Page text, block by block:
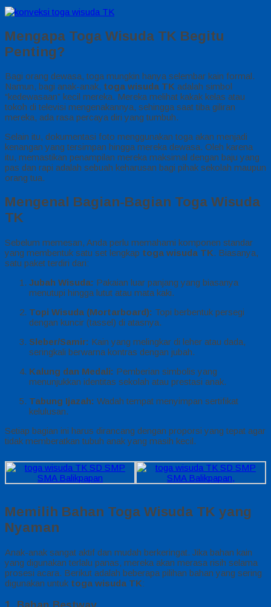
Mengapa Toga Wisuda TK Begitu
Penting?
Bagi orang dewasa, toga mungkin hanya selembar kain formal.
Namun, bagi anak-anak, toga wisuda TK adalah simbol
“kedewasaan” kecil mereka. Mereka melihat kakak kelas atau
tokoh di televisi mengenakannya, sehingga saat tiba giliran
mereka, ada rasa percaya diri yang tumbuh.
Selain itu, dokumentasi foto menggunakan toga akan menjadi
kenangan yang tersimpan hingga mereka dewasa. Oleh karena
itu, memastikan penampilan mereka maksimal dengan baju yang
pas dan rapi adalah sebuah keharusan bagi pihak sekolah maupun
orang tua.
Mengenal Bagian-Bagian Toga Wisuda
TK
Sebelum memesan, Anda perlu memahami komponen standar
yang membentuk satu set lengkap toga wisuda TK. Biasanya,
satu paket terdiri dari:
Jubah Wisuda: Pakaian luar panjang yang biasanya
menutupi hingga lutut atau mata kaki.
Topi Wisuda (Mortarboard): Topi berbentuk persegi
dengan kuncir (tassel) di atasnya.
Sleber/Samir: Kain yang melingkar di leher atau dada,
seringkali berwarna kontras dengan jubah.
Kalung dan Medali: Pemberian simbolis yang
menunjukkan identitas sekolah atau prestasi anak.
Tabung Ijazah: Wadah tempat menyimpan sertifikat
kelulusan.
Setiap bagian ini harus dirancang dengan proporsi yang tepat agar
tidak memberatkan tubuh anak yang masih kecil.
Memilih Bahan Toga Wisuda TK yang
Nyaman
Anak-anak sangat aktif dan mudah berkeringat. Jika bahan kain
yang digunakan terlalu panas, mereka akan merasa risih selama
prosesi acara. Berikut adalah beberapa pilihan bahan yang sering
digunakan untuk toga wisuda TK: